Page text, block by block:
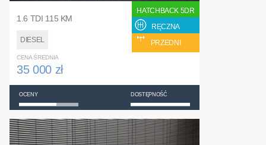
1.6 TDI 115 KM
DIESEL
HATCHBACK 5DR
RĘCZNA
PRZEDNI
CENA ŚREDNIA
35 000 zł
OCENY DOSTĘPNOŚĆ